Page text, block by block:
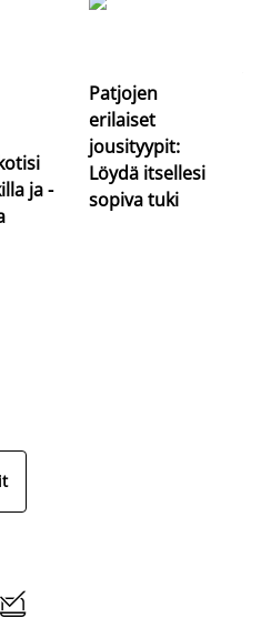
ja -
Patjojen
erilaiset
jousityypit:
Löydä itsellesi
sopiva tuki
